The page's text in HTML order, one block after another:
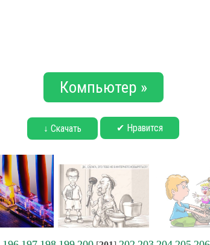
Компьютер »
↓ Скачать ✔ Нравится